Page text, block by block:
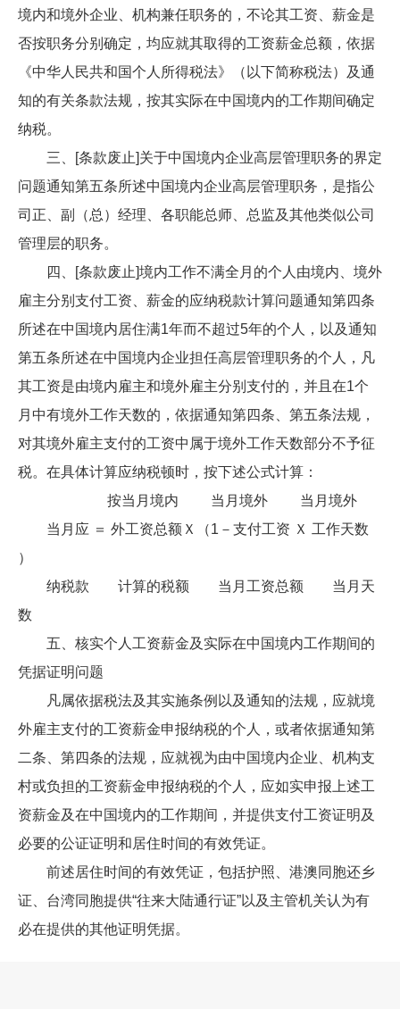
境内和境外企业、机构兼任职务的，不论其工资、薪金是
否按职务分别确定，均应就其取得的工资薪金总额，依据
《中华人民共和国个人所得税法》（以下简称税法）及通
知的有关条款法规，按其实际在中国境内的工作期间确定
纳税。
三、[条款废止]关于中国境内企业高层管理职务的界定
问题通知第五条所述中国境内企业高层管理职务，是指公
司正、副（总）经理、各职能总师、总监及其他类似公司
管理层的职务。
四、[条款废止]境内工作不满全月的个人由境内、境外
雇主分别支付工资、薪金的应纳税款计算问题通知第四条
所述在中国境内居住满1年而不超过5年的个人，以及通知
第五条所述在中国境内企业担任高层管理职务的个人，凡
其工资是由境内雇主和境外雇主分别支付的，并且在1个
月中有境外工作天数的，依据通知第四条、第五条法规，
对其境外雇主支付的工资中属于境外工作天数部分不予征
税。在具体计算应纳税顿时，按下述公式计算：
按当月境内 当月境外 当月境外
当月应 ＝ 外工资总额Ｘ（1－支付工资 Ｘ 工作天数
）
纳税款 计算的税额 当月工资总额 当月天
数
五、核实个人工资薪金及实际在中国境内工作期间的
凭据证明问题
凡属依据税法及其实施条例以及通知的法规，应就境
外雇主支付的工资薪金申报纳税的个人，或者依据通知第
二条、第四条的法规，应就视为由中国境内企业、机构支
村或负担的工资薪金申报纳税的个人，应如实申报上述工
资薪金及在中国境内的工作期间，并提供支付工资证明及
必要的公证证明和居住时间的有效凭证。
前述居住时间的有效凭证，包括护照、港澳同胞还乡
证、台湾同胞提供“往来大陆通行证”以及主管机关认为有
必在提供的其他证明凭据。